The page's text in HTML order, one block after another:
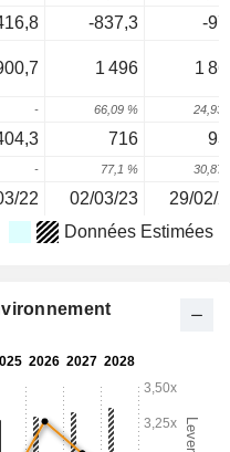
-837,3
-
1 496 1
- 66,09 % 24,93
716
- 77,1 % 30,87
22 02/03/23 29/02/
Données Estimées